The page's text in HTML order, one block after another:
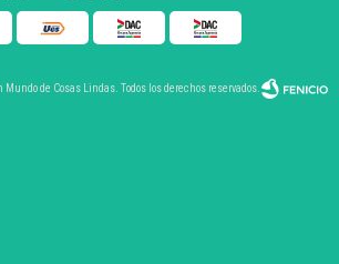
de Cosas Lindas. Todos los derechos reservados.